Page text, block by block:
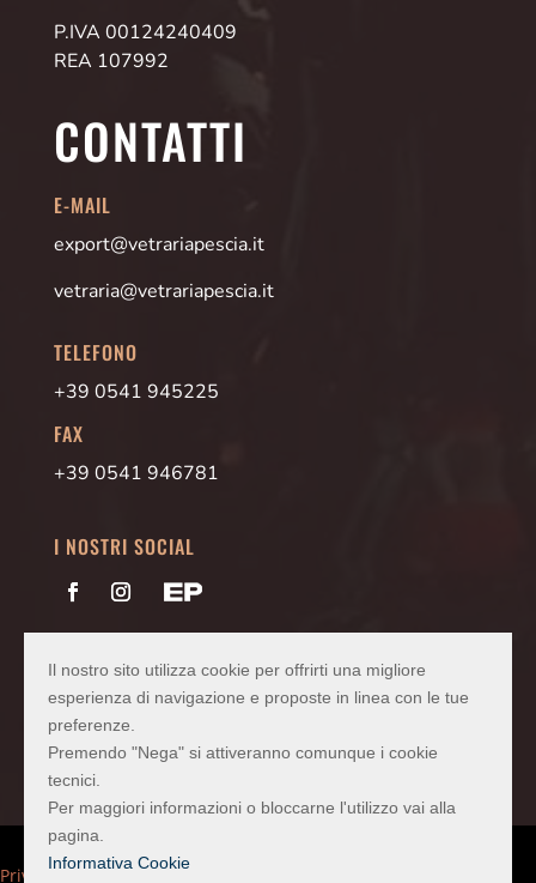
P.IVA 00124240409
REA 107992
CONTATTI
E-MAIL
export@vetrariapescia.it
vetraria@vetrariapescia.it
TELEFONO
+39 0541 945225
FAX
+39 0541 946781
I NOSTRI SOCIAL
Codice SDI2LCMINU
Privacy Policy
Il nostro sito utilizza cookie per offrirti una migliore
esperienza di navigazione e proposte in linea con le tue
preferenze.
Premendo "Nega" si attiveranno comunque i cookie
tecnici.
Per maggiori informazioni o bloccarne l'utilizzo vai alla
pagina.
Informativa Cookie